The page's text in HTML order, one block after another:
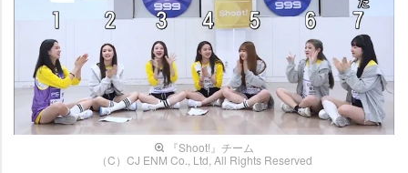
『Shoot!』チーム
（C）CJ ENM Co., Ltd, All Rights Reserved